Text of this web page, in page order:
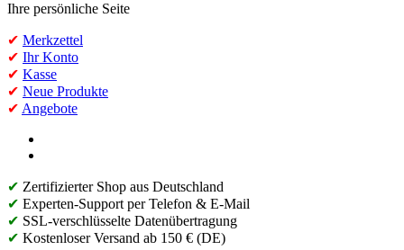
Ihre persönliche Seite
✔ Merkzettel
✔ Ihr Konto
✔ Kasse
✔ Neue Produkte
✔ Angebote
✔ Zertifizierter Shop aus Deutschland
✔ Experten-Support per Telefon & E-Mail
✔ SSL-verschlüsselte Datenübertragung
✔ Kostenloser Versand ab 150 € (DE)